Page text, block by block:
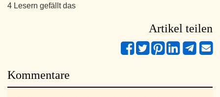
4 Lesern gefällt das
Artikel teilen
Kommentare